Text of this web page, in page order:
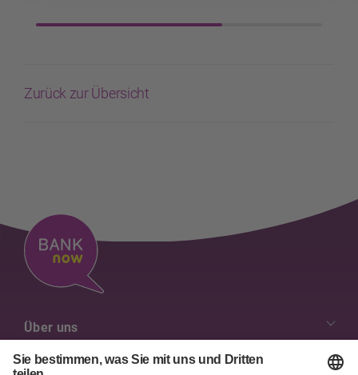
Zurück zur Übersicht
Über uns
Unsere Werte